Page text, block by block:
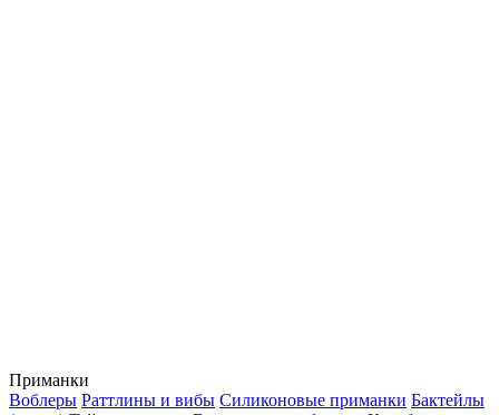
Приманки
Воблеры Раттлины и вибы Силиконовые приманки Бактейлы